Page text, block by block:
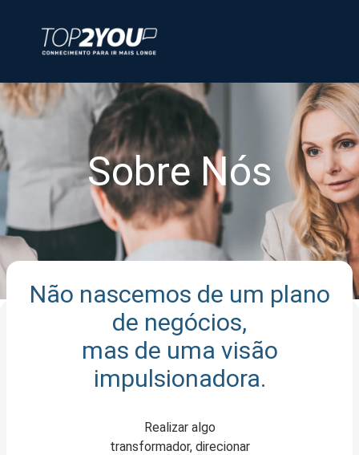
Sobre Nós
Não nascemos de um plano
de negócios,
mas de uma visão
impulsionadora.
Realizar algo
transformador, direcionar